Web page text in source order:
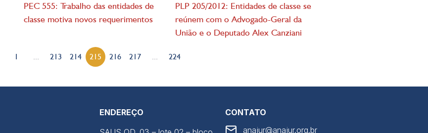
PEC 555: Trabalho das entidades de
classe motiva novos requerimentos
PLP 205/2012: Entidades de classe se
reúnem com o Advogado-Geral da
União e o Deputado Alex Canziani
1 ... 213 214 215 216 217 ... 224
ENDEREÇO
CONTATO
anajur@anajur.org.br